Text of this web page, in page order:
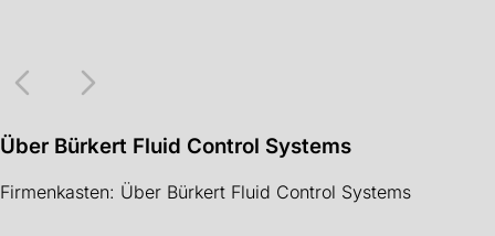
Über Bürkert Fluid Control Systems
Firmenkasten: Über Bürkert Fluid Control Systems